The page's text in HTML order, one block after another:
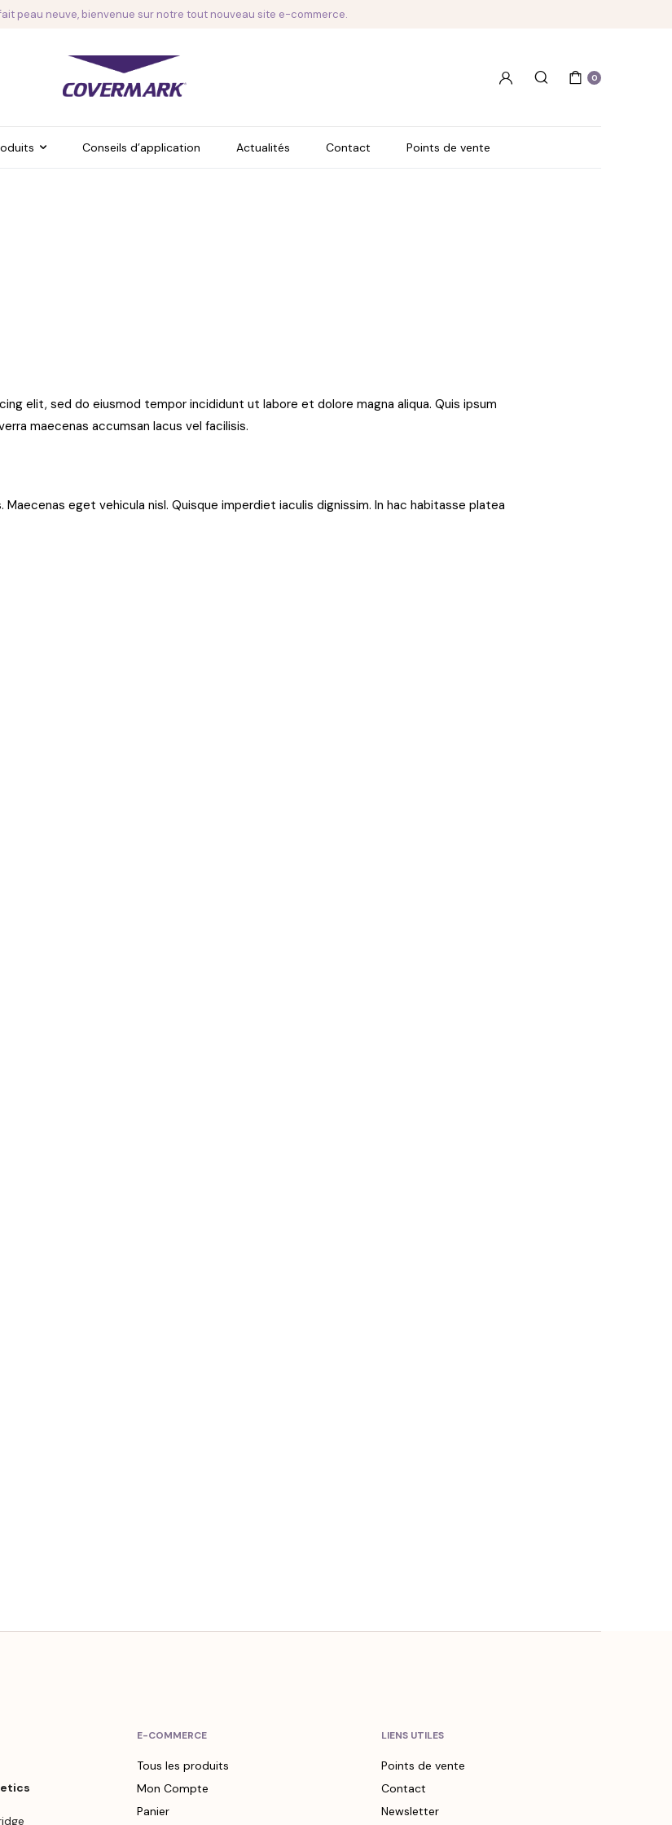
peau neuve, bienvenue sur notre tout nouveau site e-commerce.
0
Conseils d’application Actualités Contact Points de vente
elit, sed do eiusmod tempor incididunt ut labore et dolore magna aliqua. Quis ipsum
maecenas accumsan lacus vel facilisis.
eget vehicula nisl. Quisque imperdiet iaculis dignissim. In hac habitasse platea
E-COMMERCE
Tous les produits
Mon Compte
Panier
LIENS UTILES
Points de vente
Contact
Newsletter